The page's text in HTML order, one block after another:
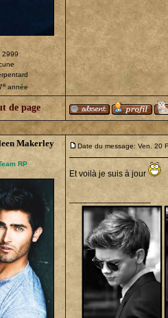
2999
e année
de page
Makerley
RP
Date du message: Ven. 20
Et voilà je suis à jour
_________________